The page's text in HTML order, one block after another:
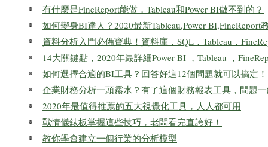
有什麼是FineReport能做，Tableau和Power BI做不到的？
如何變身BI達人？2020最新Tableau,Power BI,FineReport
資料分析入門必備寶典！資料庫，SQL，Tableau，
14大關鍵點，2020年最詳細Power BI ，Tableau ，
如何選擇合適的BI工具？回答好這12個問題就可以搞定！
企業財務分析一頭霧水？有了這個財務報表工具，問題
2020年最值得推薦的五大視覺化工具，人人都可用
戰情儀錶板掌握這些技巧，老闆看完直誇好！
教你學會建立一個行業的分析模型